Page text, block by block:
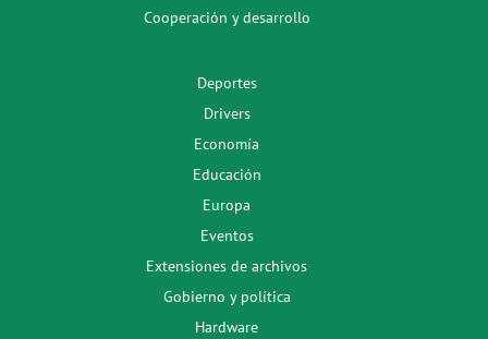
Cooperación y desarrollo
Deportes
Drivers
Economía
Educación
Europa
Eventos
Extensiones de archivos
Gobierno y política
Hardware